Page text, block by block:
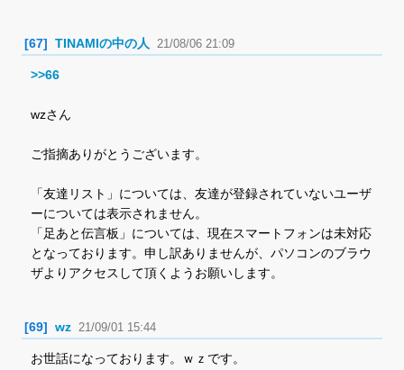
[67] TINAMIの中の人 21/08/06 21:09
>>66
wzさん
ご指摘ありがとうございます。
「友達リスト」については、友達が登録されていないユーザ
ーについては表示されません。
「足あと伝言板」については、現在スマートフォンは未対応
となっております。申し訳ありませんが、パソコンのブラウ
ザよりアクセスして頂くようお願いします。
[69] wz 21/09/01 15:44
お世話になっております。ｗｚです。